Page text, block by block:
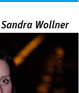
Wollner